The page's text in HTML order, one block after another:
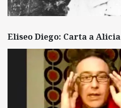
Eliseo Diego: Carta a Alicia